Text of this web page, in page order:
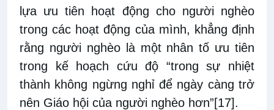
lựa ưu tiên hoạt động cho người nghèo
trong các hoạt động của mình, khẳng định
rằng người nghèo là một nhân tố ưu tiên
trong kế hoạch cứu độ “trong sự nhiệt
thành không ngừng nghỉ để ngày càng trở
nên Giáo hội của người nghèo hơn”[17].